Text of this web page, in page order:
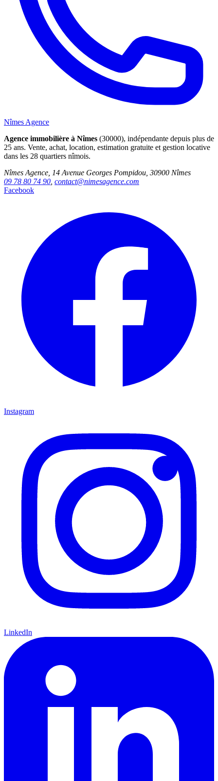
Nîmes Agence
Agence immobilière à Nîmes (30000), indépendante depuis plus de
25 ans. Vente, achat, location, estimation gratuite et gestion locative
dans les 28 quartiers nîmois.
Nîmes Agence, 14 Avenue Georges Pompidou, 30900 Nîmes
09 78 80 74 90 contact@nimesagence.com
Facebook
Instagram
LinkedIn